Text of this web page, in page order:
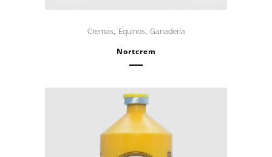
Cremas, Equinos, Ganadería
Nortcrem